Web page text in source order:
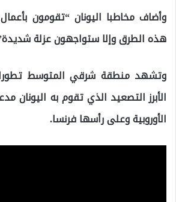
وأضاف مخاطبا اليونان “تقومون
هذه الطرق وإلا ستواجهون عزلة
وتشهد منطقة شرقي المتوسط
الأبرز التصعيد الذي تقوم به اليونان
الأوروبية وعلى رأسها فرنسا.